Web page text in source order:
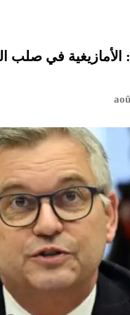
انتخابات 2026: الأمازيغية في